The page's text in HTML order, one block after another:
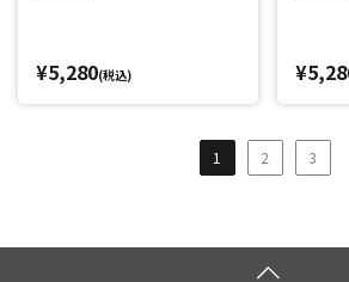
¥5,280(税込)
1 2 3